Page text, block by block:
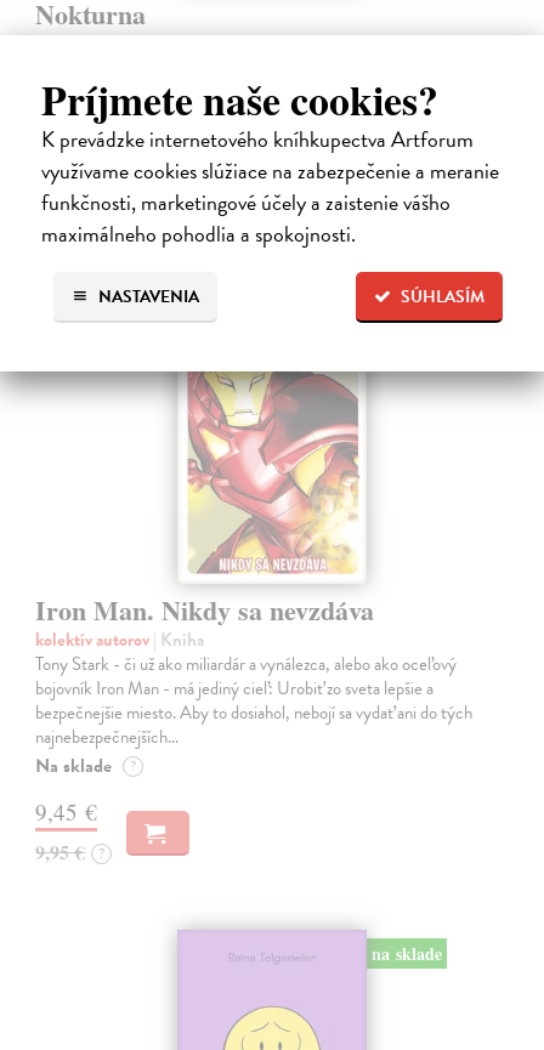
Príjmete naše cookies?
K prevádzke internetového kníhkupectva Artforum
využívame cookies slúžiace na zabezpečenie a meranie
funkčnosti, marketingové účely a zaistenie vášho
maximálneho pohodlia a spokojnosti.
SÚHLASÍM
NASTAVENIA
Nokturna
Pérez Laura| Kniha
zkoumá melancholii a magii, jež přicházejí sesoumrakem. Mysteriózní
vyprávění propojuje záblesky ze života lidí, kteří procházejí nocí.
Zasielame do 12 dní
29,61 €
32,90 € ?
na sklade
Iron Man. Nikdy sa nevzdáva
kolektív autorov| Kniha
Tony Stark - či už ako miliardár a vynálezca, alebo ako oceľový
bojovník Iron Man - má jediný cieľ: Urobiť zo sveta lepšie a
bezpečnejšie miesto. Aby to dosiahol, nebojí sa vydať ani do tých
najnebezpečnejších…
Na sklade ?
9,45 €
9,95 € ?
na sklade